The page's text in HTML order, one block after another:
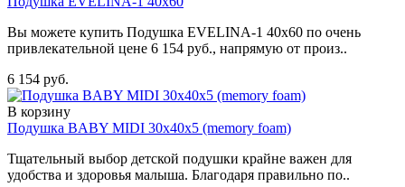
Вы можете купить Подушка EVELINA-1 40х60 по очень
привлекательной цене 6 154 руб., напрямую от произ..
6 154 руб.
В корзину
Подушка BABY MIDI 30х40х5 (memory foam)
Тщательный выбор детской подушки крайне важен для
удобства и здоровья малыша. Благодаря правильно по..